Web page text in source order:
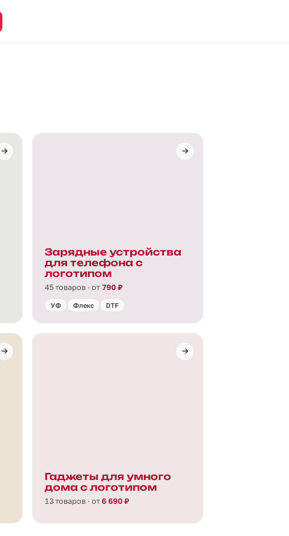
Зарядные устройства
для телефона с
логотипом
45 товаров · от 790 ₽
УФ Флекс DTF
Гаджеты для умного
дома с логотипом
13 товаров · от6 690 ₽